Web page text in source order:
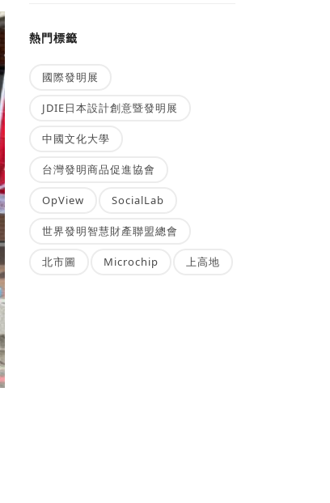
熱門標籤
國際發明展
JDIE日本設計創意暨發明展
中國文化大學
台灣發明商品促進協會
OpView SocialLab
世界發明智慧財產聯盟總會
北市圖 Microchip 上高地